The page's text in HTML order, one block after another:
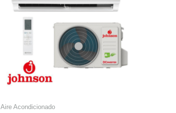
Aire Acondicionado